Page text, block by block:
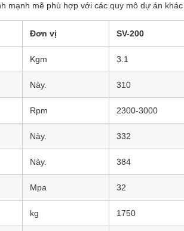
mạnh mẽ phù hợp với các quy mô dự án
Đơn vị SV-200
Kgm 3.1
Này. 310
Rpm 2300-3000
Này. 332
Này. 384
Mpa 32
kg 1750